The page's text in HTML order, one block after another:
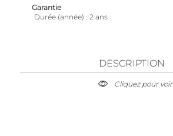
Garantie
Durée (année)
2 ans
DESCRIPTION
Cliquez pour voir